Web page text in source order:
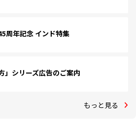
周年記念 インド特集
」シリーズ広告のご案内
もっと見る